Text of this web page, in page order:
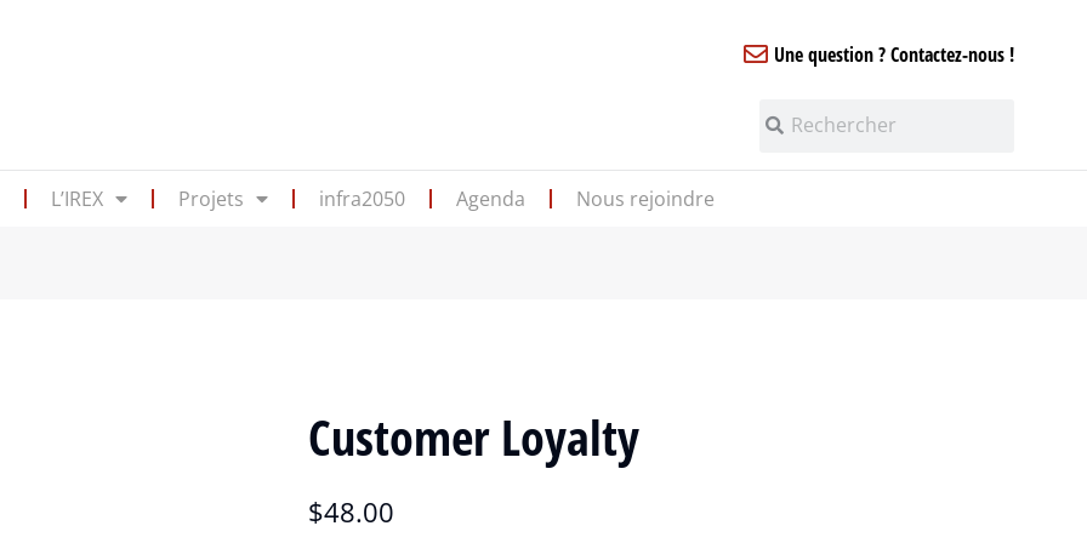
Une question ? Contactez-nous !
L’IREX Projets infra2050 Agenda Nous rejoindre
Customer Loyalty
$48.00